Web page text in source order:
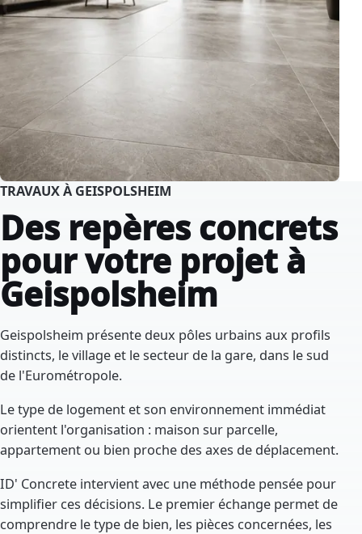
TRAVAUX À GEISPOLSHEIM
Des repères concrets
pour votre projet à
Geispolsheim
Geispolsheim présente deux pôles urbains aux profils
distincts, le village et le secteur de la gare, dans le sud
de l'Eurométropole.
Le type de logement et son environnement immédiat
orientent l'organisation : maison sur parcelle,
appartement ou bien proche des axes de déplacement.
ID' Concrete intervient avec une méthode pensée pour
simplifier ces décisions. Le premier échange permet de
comprendre le type de bien, les pièces concernées, les